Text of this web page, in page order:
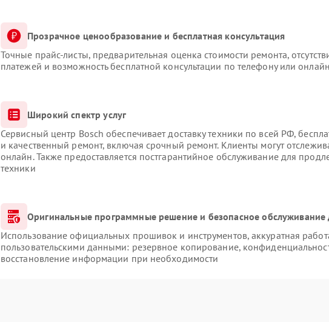
Прозрачное ценообразование и бесплатная консультация
Точные прайс-листы, предварительная оценка стоимости ремонта,
платежей и возможность бесплатной консультации по телефону или
Широкий спектр услуг
Сервисный центр Bosch обеспечивает доставку техники по всей РФ,
и качественный ремонт, включая срочный ремонт. Клиенты могут
онлайн. Также предоставляется постгарантийное обслуживание для
техники
Оригинальные программные решение и безопасное обслуживание
Использование официальных прошивок и инструментов, аккуратная
пользовательскими данными: резервное копирование,
восстановление информации при необходимости